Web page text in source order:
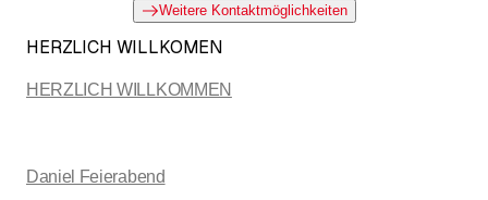
Weitere Kontaktmöglichkeiten
HERZLICH WILLKOMEN
HERZLICH WILLKOMMEN
Daniel Feierabend